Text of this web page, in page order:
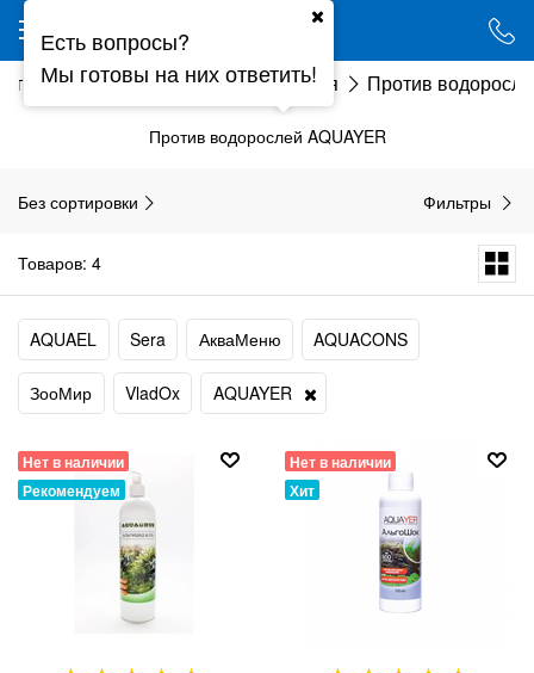
Витамины, лекарства, химия Против
Против водорослей AQUAYER
Без сортировки Фильтры
Товаров: 4
AQUAEL Sera АкваМеню AQUACONS
ЗооМир VladOx AQUAYER
Нет в наличии
Рекомендуем
Нет в наличии
Хит
Есть вопросы?
Мы готовы на них ответить!
Ваш город - Минск,
угадали?
ДА НЕТ